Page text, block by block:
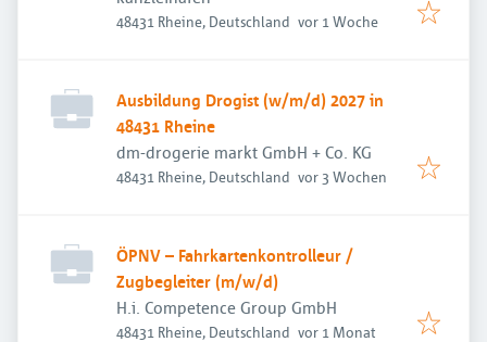
48431 Rheine, Deutschland Veröffentlicht
vor 1 Woche
Ausbildung Drogist (w/m/d) 2027 in
48431 Rheine
dm-drogerie markt GmbH + Co. KG
48431 Rheine, Deutschland Veröffentlicht
vor 3 Wochen
ÖPNV – Fahrkartenkontrolleur /
Zugbegleiter (m/w/d)
H.i. Competence Group GmbH
48431 Rheine, Deutschland Veröffentlicht
vor 1 Monat